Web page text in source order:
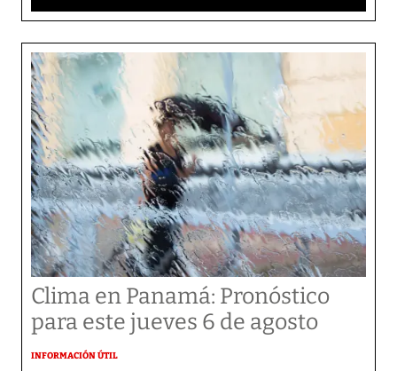
Clima en Panamá: Pronóstico
para este jueves 6 de agosto
INFORMACIÓN ÚTIL